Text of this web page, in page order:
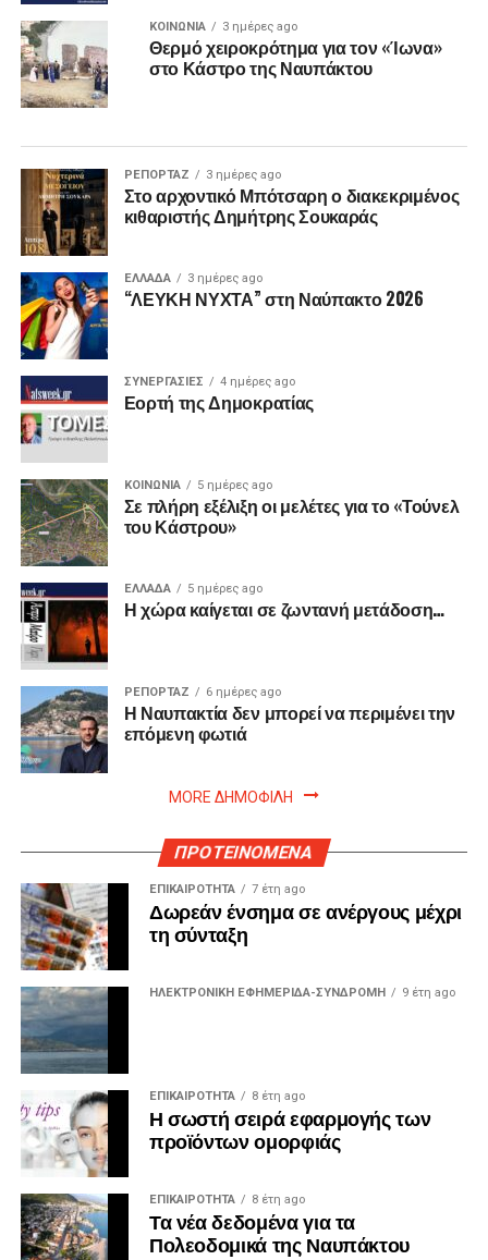
ΚΟΙΝΩΝΙΑ 3 ημέρες ago
Θερμό χειροκρότημα για τον «Ίωνα»
στο Κάστρο της Ναυπάκτου
ΡΕΠΟΡΤΑΖ 3 ημέρες ago
Στο αρχοντικό Μπότσαρη ο διακεκριμένος
κιθαριστής Δημήτρης Σουκαράς
ΕΛΛΑΔΑ 3 ημέρες ago
“ΛΕΥΚΗ ΝΥΧΤΑ” στη Ναύπακτο 2026
ΣΥΝΕΡΓΑΣΙΕΣ 4 ημέρες ago
Εορτή της Δημοκρατίας
ΚΟΙΝΩΝΙΑ 5 ημέρες ago
Σε πλήρη εξέλιξη οι μελέτες για το «Τούνελ
του Κάστρου»
ΕΛΛΑΔΑ 5 ημέρες ago
Η χώρα καίγεται σε ζωντανή μετάδοση…
ΡΕΠΟΡΤΑΖ 6 ημέρες ago
Η Ναυπακτία δεν μπορεί να περιμένει την
επόμενη φωτιά
MORE ΔΗΜΟΦΙΛΗ
ΠΡΟΤΕΙΝΟΜΕΝΑ
ΕΠΙΚΑΙΡΟΤΗΤΑ 7 έτη ago
Δωρεάν ένσημα σε ανέργους μέχρι
τη σύνταξη
ΗΛΕΚΤΡΟΝΙΚΗ ΕΦΗΜΕΡΙΔΑ-ΣΥΝΔΡΟΜΗ 9 έτη ago
ΕΠΙΚΑΙΡΟΤΗΤΑ 8 έτη ago
Η σωστή σειρά εφαρμογής των
προϊόντων ομορφιάς
ΕΠΙΚΑΙΡΟΤΗΤΑ 8 έτη ago
Τα νέα δεδομένα για τα
Πολεοδομικά της Ναυπάκτου